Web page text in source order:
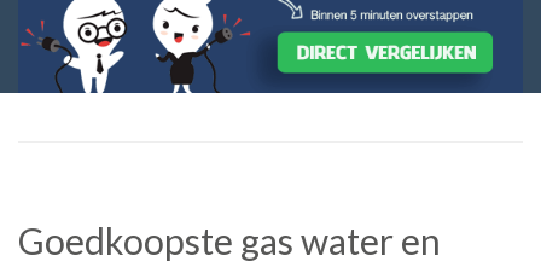
Goedkoopste gas water en